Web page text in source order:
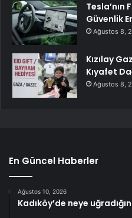
Tesla’nın
Güvenlik
Ağustos 8,
Kızılay
Kıyafet
Ağustos 8,
En Güncel Haberler
Ağustos 10, 2026
Kadıköy’de neye